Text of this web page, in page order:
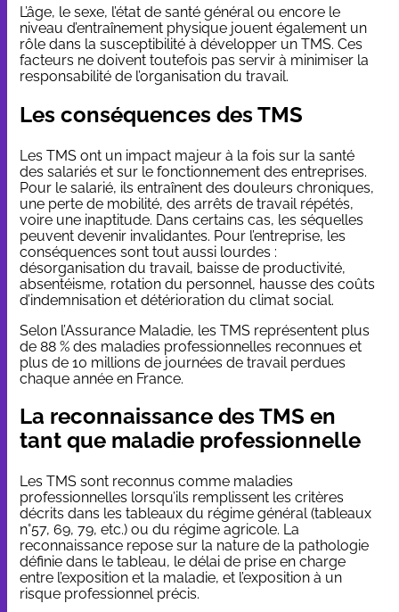
L’âge, le sexe, l’état de santé général ou encore le
niveau d’entraînement physique jouent également un
rôle dans la susceptibilité à développer un TMS. Ces
facteurs ne doivent toutefois pas servir à minimiser la
responsabilité de l’organisation du travail.
Les conséquences des TMS
Les TMS ont un impact majeur à la fois sur la santé
des salariés et sur le fonctionnement des entreprises.
Pour le salarié, ils entraînent des douleurs chroniques,
une perte de mobilité, des arrêts de travail répétés,
voire une inaptitude. Dans certains cas, les séquelles
peuvent devenir invalidantes. Pour l’entreprise, les
conséquences sont tout aussi lourdes :
désorganisation du travail, baisse de productivité,
absentéisme, rotation du personnel, hausse des coûts
d’indemnisation et détérioration du climat social.
Selon l’Assurance Maladie, les TMS représentent plus
de 88 % des maladies professionnelles reconnues et
plus de 10 millions de journées de travail perdues
chaque année en France.
La reconnaissance des TMS en
tant que maladie professionnelle
Les TMS sont reconnus comme maladies
professionnelles lorsqu’ils remplissent les critères
décrits dans les tableaux du régime général (tableaux
n°57, 69, 79, etc.) ou du régime agricole. La
reconnaissance repose sur la nature de la pathologie
définie dans le tableau, le délai de prise en charge
entre l’exposition et la maladie, et l’exposition à un
risque professionnel précis.